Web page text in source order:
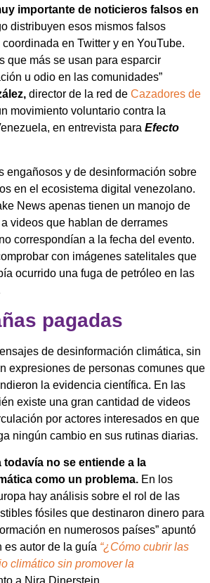
importante de noticieros falsos en
distribuyen esos mismos falsos
en Twitter y en YouTube.
que más se usan para esparcir
u odio en las comunidades”
director de la red de Cazadores de
movimiento voluntario contra la
en entrevista para Efecto
engañosos y de desinformación sobre
en el ecosistema digital venezolano.
News apenas tienen un manojo de
videos que hablan de derrames
correspondían a la fecha del evento.
con imágenes satelitales que
ocurrido una fuga de petróleo en las
pagadas
de desinformación climática, sin
expresiones de personas comunes que
la evidencia científica. En las
existe una gran cantidad de videos
por actores interesados en que
ningún cambio en sus rutinas diarias.
todavía no se entiende a la
como un problema. En los
hay análisis sobre el rol de las
fósiles que destinaron dinero para
en numerosos países” apuntó
es autor de la guía “¿Cómo cubrir las
climático sin promover la